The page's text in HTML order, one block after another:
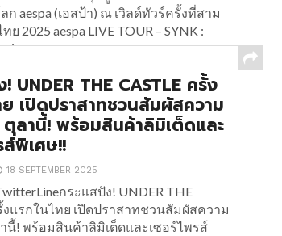
ก aespa (เอสป้า) ณ เวิลด์ทัวร์ครั้งที่สาม
ย 2025 aespa LIVE TOUR – SYNK :
in...
UNDER THE CASTLE ครั้ง
ย เปิดปราสาทชวนสัมผัสความ
ลานี้! พร้อมสินค้าลิมิเต็ดและ
ส์พิเศษ!!
18 SEPTEMBER 2025
กระแสปัง! UNDER THE
งแรกในไทย เปิดปราสาทชวนสัมผัสความ
นี้! พร้อมสินค้าลิมิเต็ดและเซอร์ไพรส์